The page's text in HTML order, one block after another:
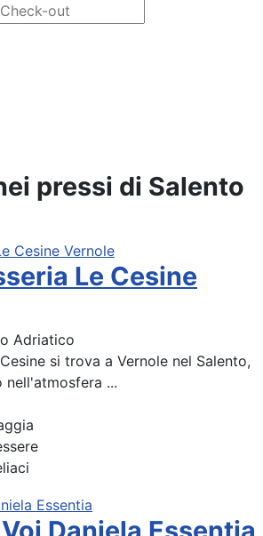
pressi di Salento
Le Cesine
Adriatico
si trova a Vernole nel Salento,
nell'atmosfera ...